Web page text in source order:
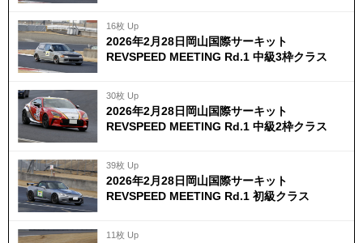
16枚 Up
2026年2月28日岡山国際サーキット
REVSPEED MEETING Rd.1 中級3枠クラス
30枚 Up
2026年2月28日岡山国際サーキット
REVSPEED MEETING Rd.1 中級2枠クラス
39枚 Up
2026年2月28日岡山国際サーキット
REVSPEED MEETING Rd.1 初級クラス
11枚 Up